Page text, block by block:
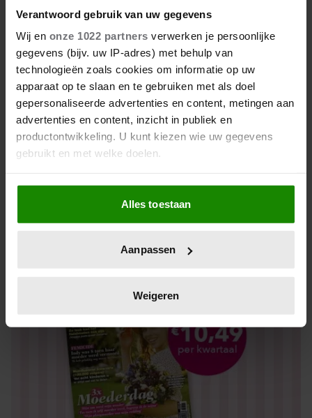
Verantwoord gebruik van uw gegevens
Wij en onze 1022 partners verwerken je persoonlijke
gegevens (bijv. uw IP-adres) met behulp van
technologieën zoals cookies om informatie op uw
apparaat op te slaan en te gebruiken met als doel
gepersonaliseerde advertenties en content, metingen aan
advertenties en content, inzicht in publiek en
productontwikkeling. U kunt kiezen wie uw gegevens
gebruikt en met welke doelen.
Als u het toestaat, willen we ook graag:
Informatie verzamelen over uw geografische locatie,
die tot een paar meter nauwkeurig kan zijn
op specifieke eigenschappen (fingerprinting)
verwerkt en stel uw voorkeuren in het
intrekken in de Cookieverklaring.
We gebruiken cookies om content en advertenties te
personaliseren, om functies voor social media te bieden
en om ons websiteverkeer te analyseren. Ook delen we
informatie over uw gebruik van onze site met onze
Alles toestaan
Aanpassen
Weigeren
De nieuwe Mijn Geheim ligt nu in de winkel
Abonneren
Digitaal lezen